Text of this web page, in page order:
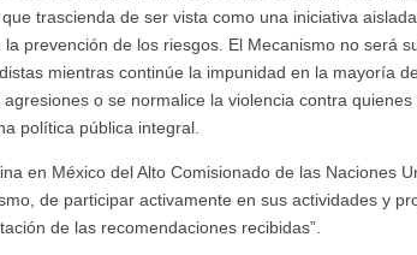
trascienda de ser vista como una iniciativa
prevención de los riesgos. El Mecanismo no será
mientras continúe la impunidad en la mayoría
o se normalice la violencia contra
política pública integral.
en México del Alto Comisionado de las Naciones
de participar activamente en sus actividades y
de las recomendaciones recibidas”.